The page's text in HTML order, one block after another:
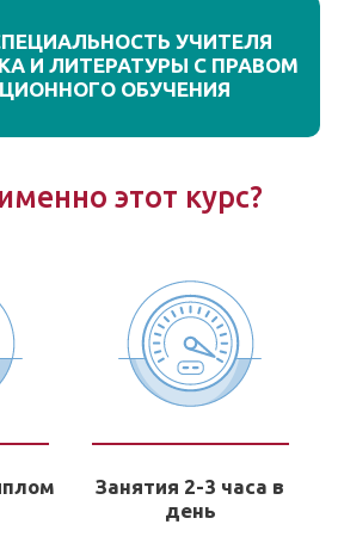
УЧИТЕЛЯ
И ЛИТЕРАТУРЫ С ПРАВОМ
ОБУЧЕНИЯ
этот курс?
Занятия 2-3 часа в
день